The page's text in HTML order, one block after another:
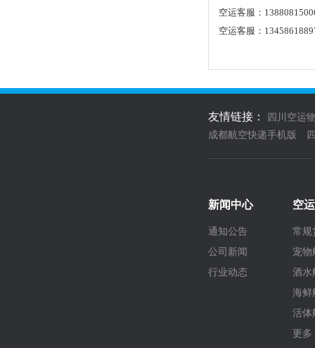
空运客服：
空运客服：
友情链接：
四川空运
成都航空快递手机版
新闻中心
通知公告
公司新闻
行业动态
空
常规
宠物
酒水
海鲜
活体
更多